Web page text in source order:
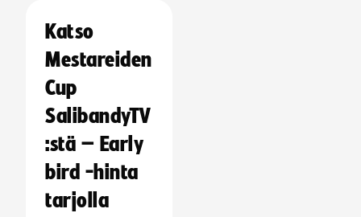
Katso
Mestareiden
Cup
SalibandyTV
:stä – Early
bird -hinta
tarjolla